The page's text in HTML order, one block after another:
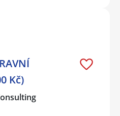
Kč)